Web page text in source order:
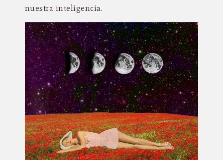
nuestra inteligencia.